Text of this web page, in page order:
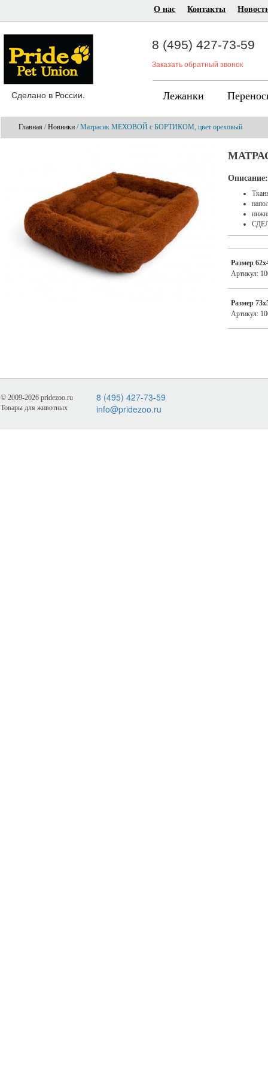
О нас Контакты
Сделано в России.
8 (495) 427-73-59
Заказать обратный звонок
Лежанки
Главная /Новинки / Матрасик МЕХОВОЙ с БОРТИКОМ, цвет ореховый
Описание:
Размер
Артикул:
Размер
Артикул:
© 2009-2026 pridezoo.ru
Товары для животных
8 (495) 427-73-59
info@pridezoo.ru